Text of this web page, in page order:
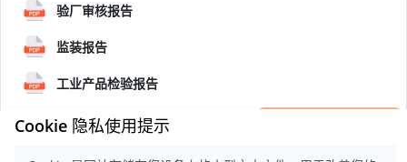
验厂审核报告
监装报告
工业产品检验报告
×
检验样版报告
Cookie 隐私使用提示